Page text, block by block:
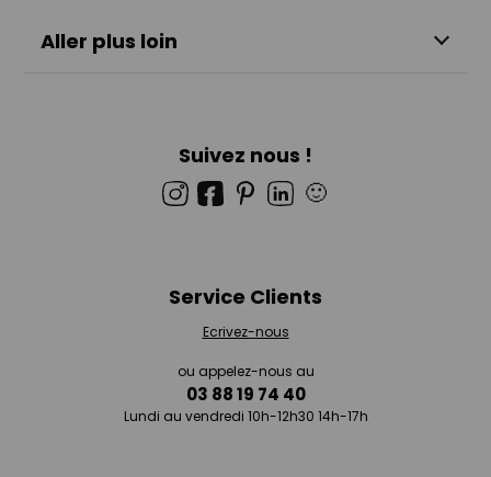
Aller plus loin
Suivez nous !
🙂
Service Clients
Ecrivez-nous
ou appelez-nous au
03 88 19 74 40
Lundi au vendredi 10h-12h30 14h-17h